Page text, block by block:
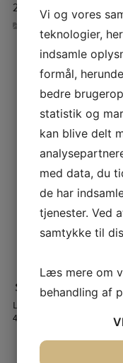
25. juni 2026 kl. 19:00 –
Lindstrømsvej 2
4941 Bandholm
Vi og vores
teknologier,
indsamle
formål,
bedre
statistik og
kan blive delt
med data, du
de har
tjenester. Ved
samtykke til
Læs mere om
behandling af